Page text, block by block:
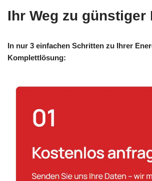
Ihr Weg zu günstiger
In nur 3 einfachen Schritten zu Ihrer
Komplettlösung: